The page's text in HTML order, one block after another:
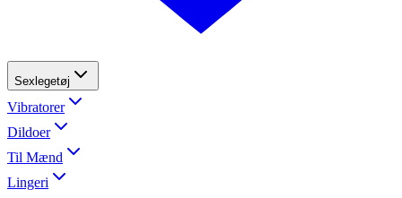
Sexlegetøj
Vibratorer
Dildoer
Til Mænd
Lingeri